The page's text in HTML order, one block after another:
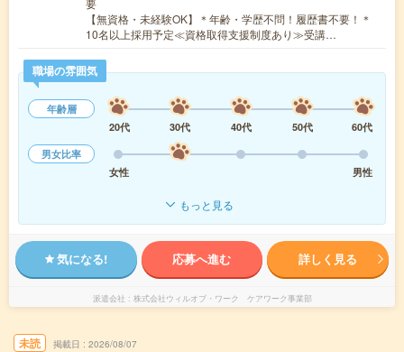
【無資格・未経験OK】＊年齢・学歴不問！履歴書不要！＊
10名以上採用予定≪資格取得支援制度あり≫受講…
職場の雰囲気
年齢層
20代
30代 40代 50代
60代
男女比率
女性
男性
もっと見る
気になる! 応募へ進む 詳しく見る
派遣会社 株式会社ウィルオブ・ワーク ケアワーク事業部
未読 掲載日 2026/08/07